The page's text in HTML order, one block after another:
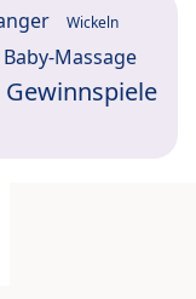
Wickeln
Baby-Massage
Gewinnspiele